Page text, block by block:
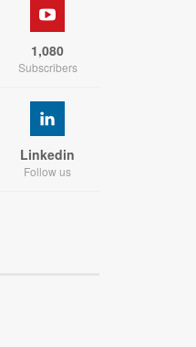
1,080
Subscribers
Linkedin
Follow us